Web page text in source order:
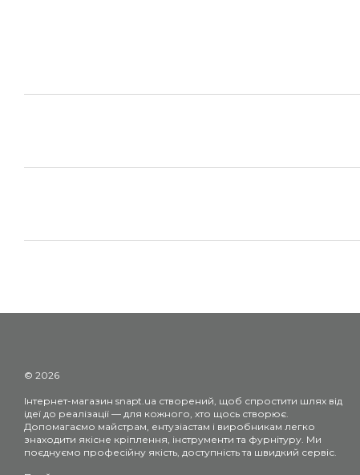
© 2026
Інтернет-магазин snapt.ua створений, щоб спростити шлях від
ідеї до реалізації — для кожного, хто щось створює.
Допомагаємо майстрам, ентузіастам і виробникам легко
знаходити якісне кріплення, інструменти та фурнітуру. Ми
поєднуємо професійну якість, доступність та швидкий сервіс.